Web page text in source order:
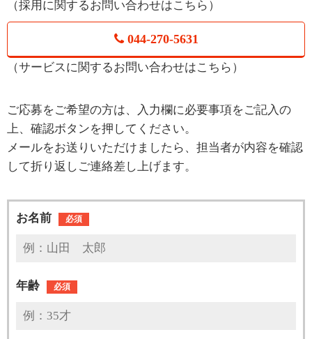
（採用に関するお問い合わせはこちら）
044-270-5631
（サービスに関するお問い合わせはこちら）
ご応募をご希望の方は、入力欄に必要事項をご記入の
上、確認ボタンを押してください。
メールをお送りいただけましたら、担当者が内容を確認
して折り返しご連絡差し上げます。
お名前 必須
年齢 必須